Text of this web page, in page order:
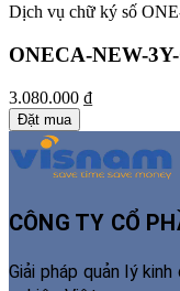
Dịch vụ chữ ký số
ONECA-NEW-
3.080.000 ₫
Đặt mua
CÔNG TY CỔ
Giải pháp quản lý